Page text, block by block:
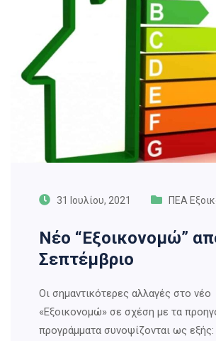
31 Ιουλίου, 2021 ΠΕΑ
Νέο “Εξοικονομώ”
Σεπτέμβριο
Οι σημαντικότερες αλλαγές στο νέο
«Εξοικονομώ» σε σχέση με τα
προγράμματα συνοψίζονται ως εξής: